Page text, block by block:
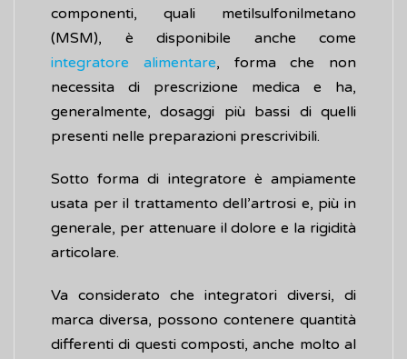
componenti, quali metilsulfonilmetano
(MSM), è disponibile anche come
integratore alimentare, forma che non
necessita di prescrizione medica e ha,
generalmente, dosaggi più bassi di quelli
presenti nelle preparazioni prescrivibili.
Sotto forma di integratore è ampiamente
usata per il trattamento dell’artrosi e, più in
generale, per attenuare il dolore e la rigidità
articolare.
Va considerato che integratori diversi, di
marca diversa, possono contenere quantità
differenti di questi composti, anche molto al